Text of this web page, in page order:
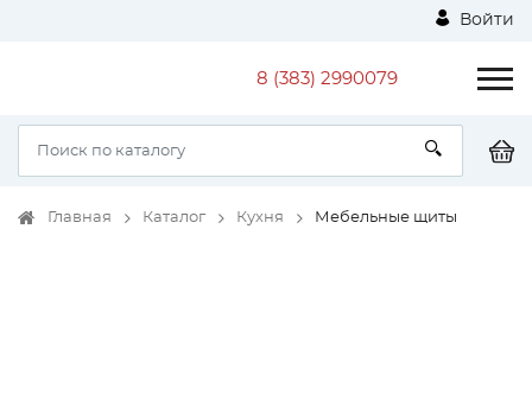
Войти
8 (383) 2990079
Главная Каталог Кухня Мебельные щиты